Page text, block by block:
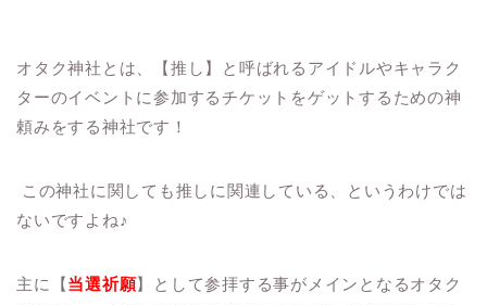
オタク神社とは、【推し】と呼ばれるアイドルやキャラク
ターのイベントに参加するチケットをゲットするための神
頼みをする神社です！
この神社に関しても推しに関連している、というわけでは
ないですよね♪
主に【当選祈願】として参拝する事がメインとなるオタク